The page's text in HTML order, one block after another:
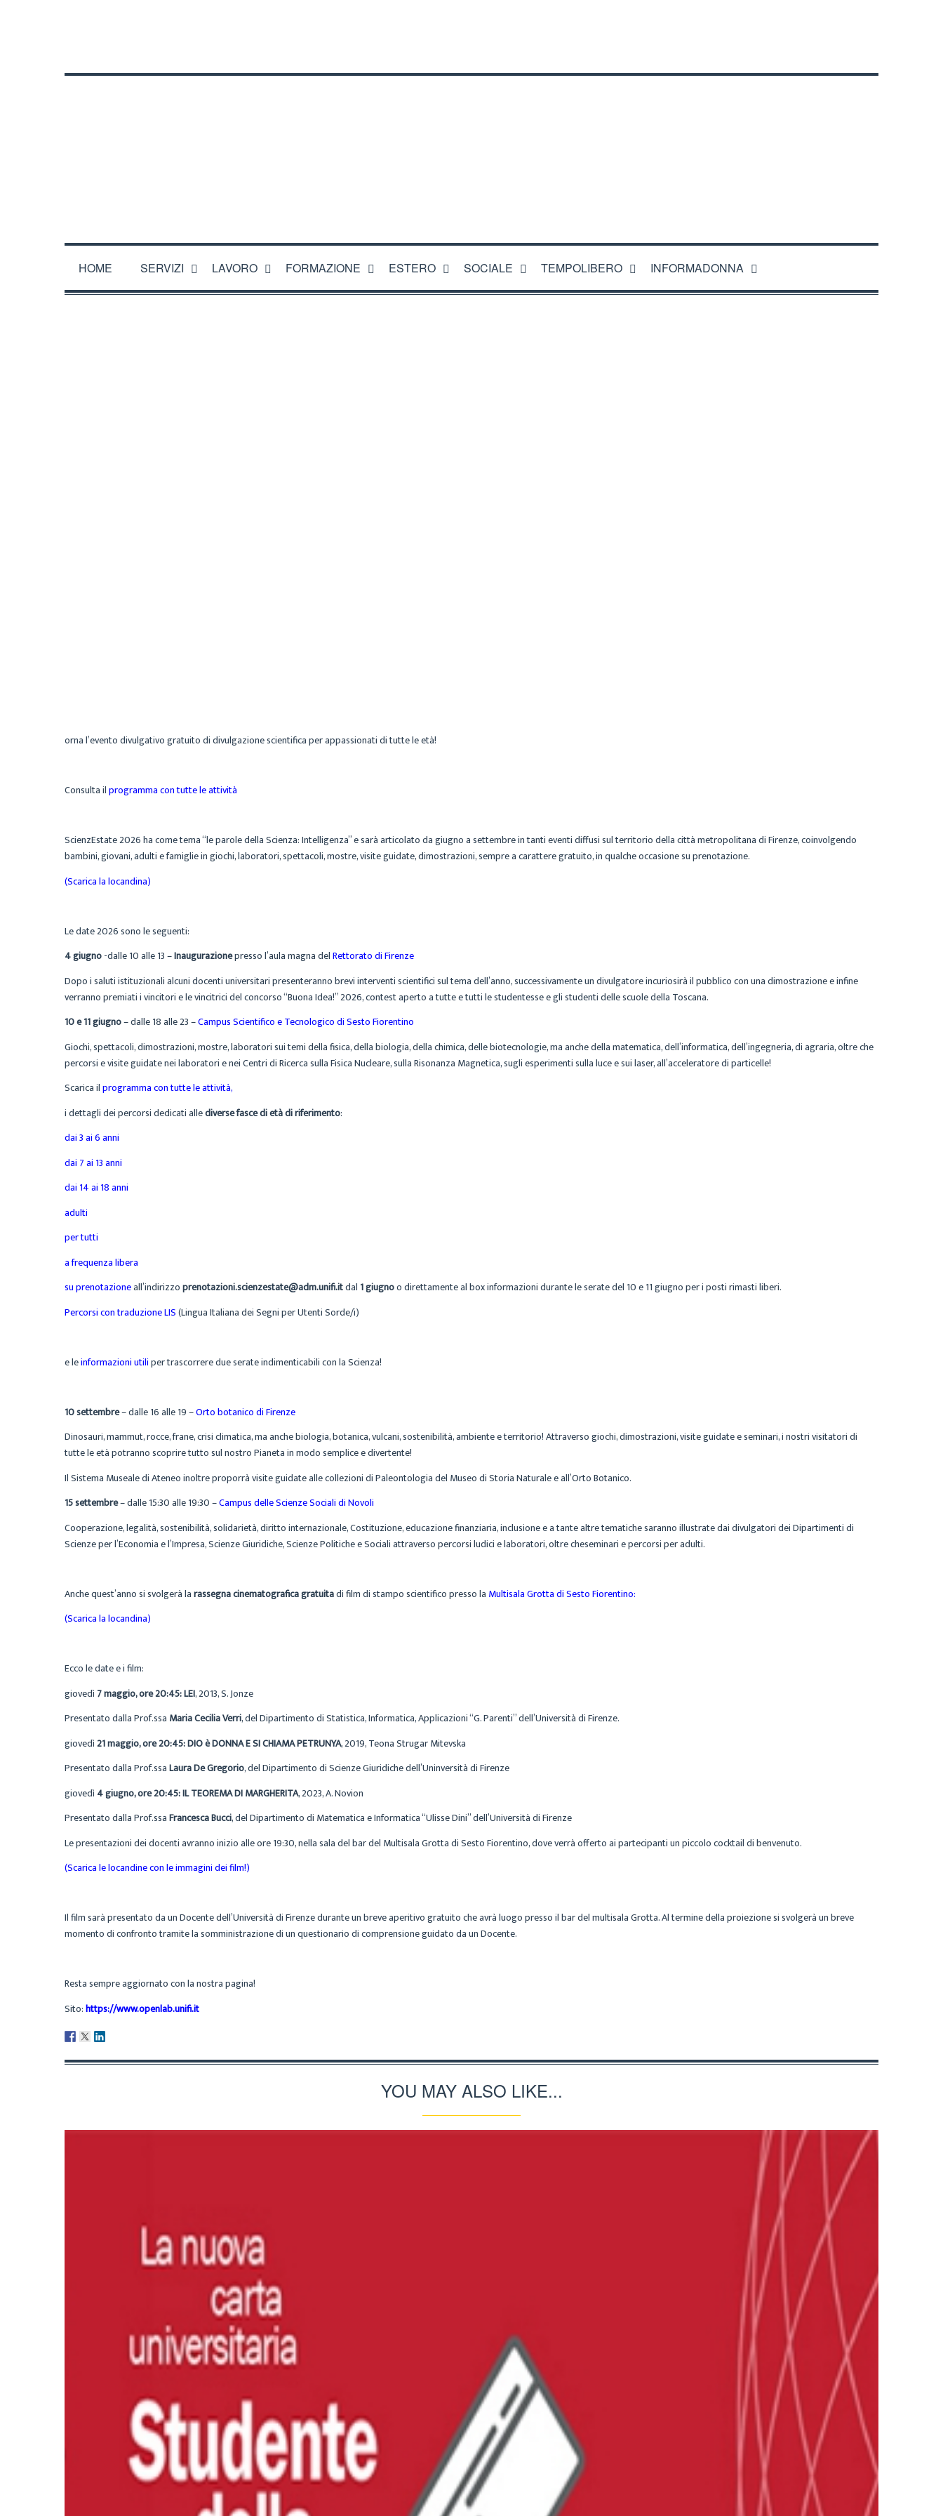
HOME SERVIZI LAVORO FORMAZIONE ESTERO SOCIALE TEMPOLIBERO INFORMADONNA
orna l’evento divulgativo gratuito di divulgazione scientifica per appassionati di tutte le età!
Consulta ilprogramma con tutte le attività
ScienzEstate 2026 ha come tema “le parole della Scienza: Intelligenza” e sarà articolato da giugno a settembre in tanti eventi diffusi sul territorio della città metropolitana di Firenze, coinvolgendo
bambini, giovani, adulti e famiglie in giochi, laboratori, spettacoli, mostre, visite guidate, dimostrazioni, sempre a carattere gratuito, in qualche occasione su prenotazione.
(Scarica la locandina)
Le date 2026 sono le seguenti:
4 giugno-dalle 10 alle 13 –Inaugurazionepresso l’aula magna delRettorato di Firenze
Dopo i saluti istituzionali alcuni docenti universitari presenteranno brevi interventi scientifici sul tema dell’anno, successivamente un divulgatore incuriosirà il pubblico con una dimostrazione e infine
verranno premiati i vincitori e le vincitrici del concorso “Buona Idea!” 2026, contest aperto a tutte e tutti le studentesse e gli studenti delle scuole della Toscana.
10 e 11 giugno– dalle 18 alle 23 –Campus Scientifico e Tecnologico di Sesto Fiorentino
Giochi, spettacoli, dimostrazioni, mostre, laboratori sui temi della fisica, della biologia, della chimica, delle biotecnologie, ma anche della matematica, dell’informatica, dell’ingegneria, di agraria, oltre che
percorsi e visite guidate nei laboratori e nei Centri di Ricerca sulla Fisica Nucleare, sulla Risonanza Magnetica, sugli esperimenti sulla luce e sui laser, all’acceleratore di particelle!
Scarica ilprogramma con tutte le attività,
i dettagli dei percorsi dedicati allediverse fasce di età di riferimento:
dai 3 ai 6 anni
dai 7 ai 13 anni
dai 14 ai 18 anni
adulti
per tutti
a frequenza libera
su prenotazioneall’indirizzoprenotazioni.scienzestate@adm.unifi.itdal 1 giugnoo direttamente al box informazioni durante le serate del 10 e 11 giugno per i posti rimasti liberi.
Percorsi con traduzione LIS(Lingua Italiana dei Segni per Utenti Sorde/i)
e leinformazioni utiliper trascorrere due serate indimenticabili con la Scienza!
10 settembre– dalle 16 alle 19 –Orto botanico di Firenze
Dinosauri, mammut, rocce, frane, crisi climatica, ma anche biologia, botanica, vulcani, sostenibilità, ambiente e territorio! Attraverso giochi, dimostrazioni, visite guidate e seminari, i nostri visitatori di
tutte le età potranno scoprire tutto sul nostro Pianeta in modo semplice e divertente!
Il Sistema Museale di Ateneo inoltre proporrà visite guidate alle collezioni di Paleontologia del Museo di Storia Naturale e all’Orto Botanico.
15 settembre– dalle 15:30 alle 19:30 –Campus delle Scienze Sociali di Novoli
Cooperazione, legalità, sostenibilità, solidarietà, diritto internazionale, Costituzione, educazione finanziaria, inclusione e a tante altre tematiche saranno illustrate dai divulgatori dei Dipartimenti di
Scienze per l’Economia e l’Impresa, Scienze Giuridiche, Scienze Politiche e Sociali attraverso percorsi ludici e laboratori, oltre cheseminari e percorsi per adulti.
Anche quest’anno si svolgerà larassegna cinematografica gratuitadi film di stampo scientifico presso la Multisala Grotta di Sesto Fiorentino:
(Scarica la locandina)
Ecco le date e i film:
giovedì 7 maggio, ore 20:45: LEI, 2013, S. Jonze
Presentato dalla Prof.ssa Maria Cecilia Verri, del Dipartimento di Statistica, Informatica, Applicazioni “G. Parenti” dell’Università di Firenze.
giovedì21 maggio, ore 20:45: DIO è DONNA E SI CHIAMA PETRUNYA, 2019, Teona Strugar Mitevska
Presentato dalla Prof.ssaLaura De Gregorio, del Dipartimento di Scienze Giuridiche dell’Uninversità di Firenze
giovedì 4 giugno, ore 20:45: IL TEOREMA DI MARGHERITA, 2023, A. Novion
Presentato dalla Prof.ssaFrancesca Bucci, del Dipartimento di Matematica e Informatica “Ulisse Dini” dell’Università di Firenze
Le presentazioni dei docenti avranno inizio alle ore 19:30, nella sala del bar del Multisala Grotta di Sesto Fiorentino, dove verrà offerto ai partecipanti un piccolo cocktail di benvenuto.
(Scarica le locandine con le immagini dei film!)
Il film sarà presentato da un Docente dell’Università di Firenze durante un breve aperitivo gratuito che avrà luogo presso il bar del multisala Grotta. Al termine della proiezione si svolgerà un breve
momento di confronto tramite la somministrazione di un questionario di comprensione guidato da un Docente.
Resta sempre aggiornato con la nostra pagina!
Sito:https://www.openlab.unifi.it
YOU MAY ALSO LIKE...